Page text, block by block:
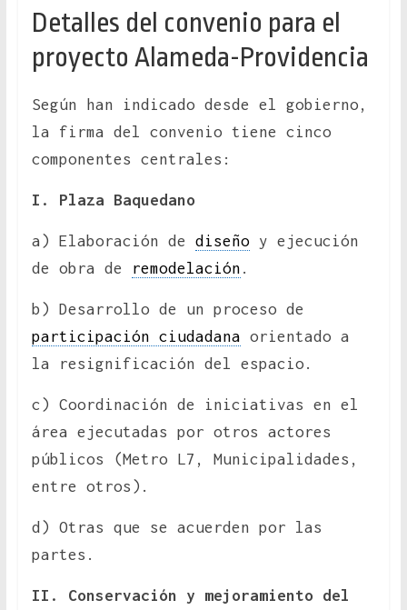
Detalles del convenio para el
proyecto Alameda-Providencia
Según han indicado desde el gobierno,
la firma del convenio tiene cinco
componentes centrales:
I. Plaza Baquedano
a) Elaboración de diseñoy ejecución
de obra de
remodelación .
b) Desarrollo de un proceso de
participación ciudadana orientado a
la resignificación del espacio.
c) Coordinación de iniciativas en el
área ejecutadas por otros actores
públicos (Metro L7, Municipalidades,
entre otros).
d) Otras que se acuerden por las
partes.
II. Conservación y mejoramiento del